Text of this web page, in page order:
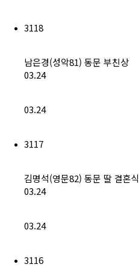
3118
남은경(성악81) 동문 부친상
03.24
03.24
3117
김명석(영문82) 동문 딸 결혼식
03.24
03.24
3116